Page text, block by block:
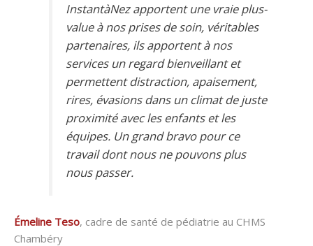
InstantàNez apportent une vraie plus-
value à nos prises de soin, véritables
partenaires, ils apportent à nos
services un regard bienveillant et
permettent distraction, apaisement,
rires, évasions dans un climat de juste
proximité avec les enfants et les
équipes. Un grand bravo pour ce
travail dont nous ne pouvons plus
nous passer.
Émeline Teso, cadre de santé de pédiatrie au CHMS
Chambéry